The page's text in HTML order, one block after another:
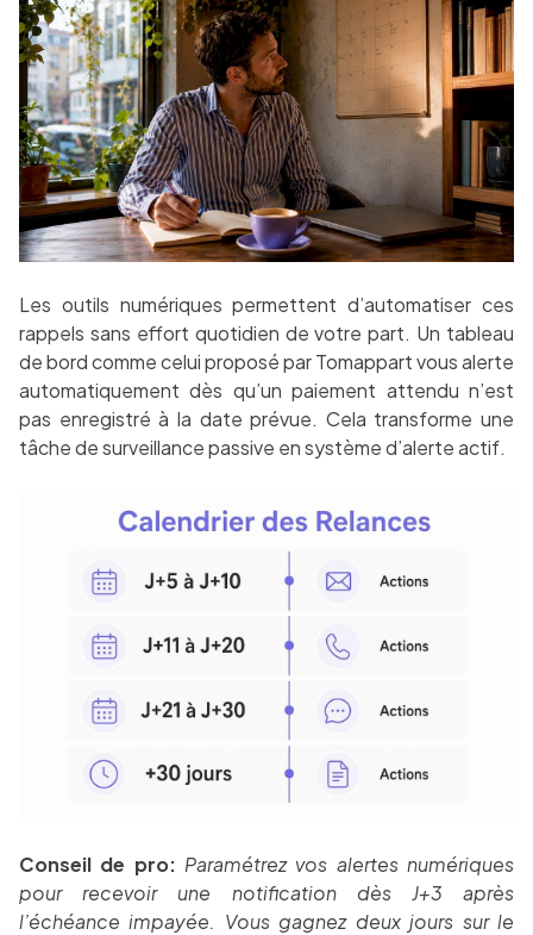
Les outils numériques permettent d’automatiser ces
rappels sans effort quotidien de votre part. Un tableau
de bord comme celui proposé par Tomappart vous alerte
automatiquement dès qu’un paiement attendu n’est
pas enregistré à la date prévue. Cela transforme une
tâche de surveillance passive en système d’alerte actif.
Conseil de pro: Paramétrez vos alertes numériques
pour recevoir une notification dès J+3 après
l’échéance impayée. Vous gagnez deux jours sur le